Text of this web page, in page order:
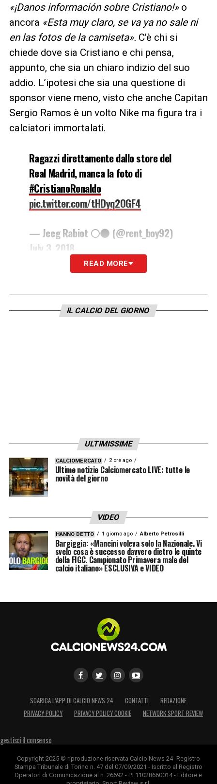
«¡Danos información sobre Cristiano!»o
ancora «Esta muy claro, se va ya no sale ni
en las fotos de la camiseta». C’è chi si
chiede dove sia Cristiano e chi pensa,
appunto, che sia un chiaro indizio del suo
addio. L’ipotesi che sia una questione di
sponsor viene meno, visto che anche Capitan
Sergio Ramos è un volto Nike ma figura tra i
calciatori immortalati.
Ragazzi direttamente dallo store del
Real Madrid, manca la foto di
#CristianoRonaldo
pic.twitter.com/tHDyq2OGF4
— Jeeg Rabiot ⚪️⚫️ (@rent_boy92)
July 3, 2018
READ MORE
IL CALCIO DEL GIORNO
ULTIMISSIME
CALCIOMERCATO 2 ore ago
Ultime notizie Calciomercato LIVE: tutte le
novità del giorno
VIDEO
HANNO DETTO 1 giorno ago Alberto Petrosilli
Bargiggia: «Mancini voleva solo la Nazionale. Vi
svelo cosa è successo davvero dietro le quinte
della FIGC. Campionato Primavera male del
calcio italiano» ESCLUSIVA e VIDEO
SCARICA L’APP DI CALCIO NEWS 24 CONTATTI
REDAZIONE
PRIVACY POLICY
PRIVACY POLICY COOKIE NETWORK SPORT REVIEW
gestisci il consenso
Copyright 2025 © riproduzione riservata Calcio News 24 -Registro
Stampa Tribunale di Torino n. 47 del 07/09/2021 - Iscritto al Registro
Operatori di Comunicazione al n. 26692 - P.I.11028660014 - Editore e